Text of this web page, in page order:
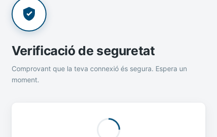
Verificació de seguretat
Comprovant que la teva connexió és segura. Espera un
moment.